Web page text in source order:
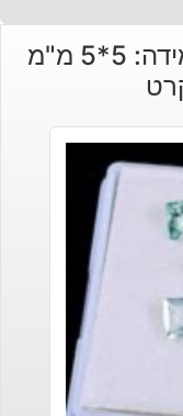
אקוומרין מלוטש לשיבוץ מידה: 5*5 מ"מ